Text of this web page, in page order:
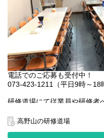
電話でのご応募も受付中！
073-423-1211（平日9時～18
研修道場にて従業員や研修者
度、その他お弁当など）
◆食器や調理器具の洗浄
高野山の研修道場